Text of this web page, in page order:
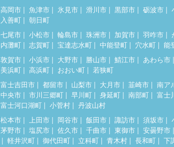
高岡市 魚津市 氷見市 滑川市 黒部市 砺波市
入善町
朝日町
七尾市 小松市 輪島市 珠洲市 加賀市 羽咋市
内灘町 志賀町 宝達志水町 中能登町 穴水町
能
敦賀市 小浜市 大野市 勝山市 鯖江市 あわら市
美浜町 高浜町 おおい町 若狭町
富士吉田市 都留市 山梨市 大月市 韮崎市 南ア
中央市 市川三郷町 早川町 身延町 南部町 富士
富士河口湖町 小菅村 丹波山村
松本市 上田市 岡谷市 飯田市 諏訪市 須坂市
茅野市 塩尻市 佐久市 千曲市 東御市 安曇野市
軽井沢町 御代田町 立科町 青木村 長和町 下